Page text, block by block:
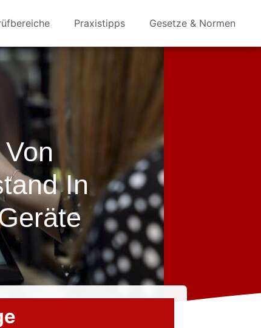
Praxistipps Gesetze & Normen
In